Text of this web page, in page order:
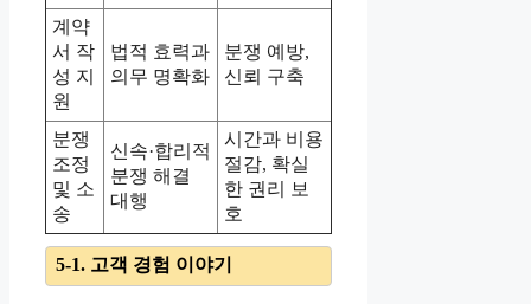
계약
서 작
성 지
원
법적 효력과
의무 명확화
분쟁 예방,
신뢰 구축
분쟁
조정
및 소
송
신속·합리적
분쟁 해결
대행
시간과 비용
절감, 확실
한 권리 보
호
5-1. 고객 경험 이야기